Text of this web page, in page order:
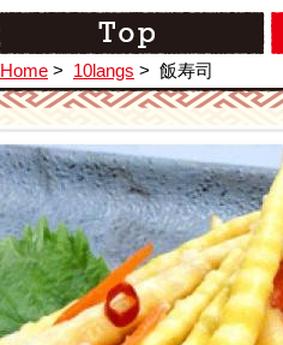
Home > 10langs > 飯寿司